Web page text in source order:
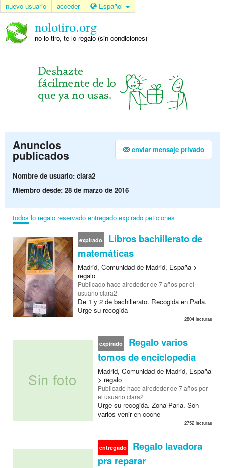
nuevo usuario acceder Español
nolotiro.org
no lo tiro, te lo regalo (sin condiciones)
enviar mensaje privado
Anuncios
publicados
Nombre de usuario: clara2
Miembro desde: 28 de marzo de 2016
todos lo regalo reservado entregado expirado peticiones
expirado
Libros bachillerato de
matemáticas
Madrid, Comunidad de Madrid, España >
regalo
Publicado hace alrededor de 7 añospor el
usuario clara2
De 1 y 2 de bachillerato. Recogida en Parla.
Urge su recogida
2804 lecturas
expirado
Regalo varios
tomos de enciclopedia
Madrid, Comunidad de Madrid, España
> regalo
Publicado hace alrededor de 7 añospor
el usuario clara2
Urge su recogida. Zona Parla. Son
varios venir en coche
2752 lecturas
entregado
Regalo lavadora
pra reparar